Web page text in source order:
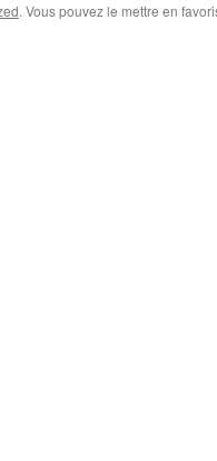
. Vous pouvez le mettre en